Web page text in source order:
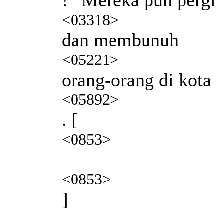
<03318>
dan membunuh
<05221>
orang-orang di kota
<05892>
. [
<0853>
<0853>
]